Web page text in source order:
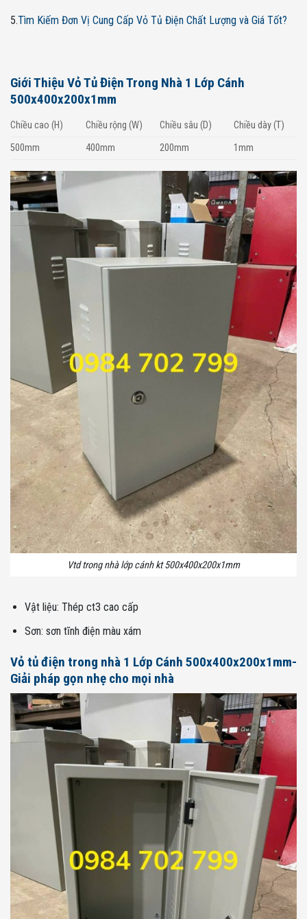
5.Tìm Kiếm Đơn Vị Cung Cấp Vỏ Tủ Điện Chất Lượng và Giá Tốt?
Giới Thiệu Vỏ Tủ Điện Trong Nhà 1 Lớp Cánh
500x400x200x1mm
Chiều cao (H) Chiều rộng (W) Chiều sâu (D)
Chiều dày (T)
500mm
400mm 200mm 1mm
Vtd trong nhà lớp cánh kt 500x400x200x1mm
Vật liệu: Thép ct3 cao cấp
Sơn: sơn tĩnh điện màu xám
Vỏ tủ điện trong nhà 1 Lớp Cánh 500x400x200x1mm-
Giải pháp gọn nhẹ cho mọi nhà